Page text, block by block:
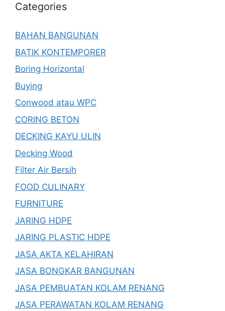
Categories
BAHAN BANGUNAN
BATIK KONTEMPORER
Boring Horizontal
Buying
Conwood atau WPC
CORING BETON
DECKING KAYU ULIN
Decking Wood
Filter Air Bersih
FOOD CULINARY
FURNITURE
JARING HDPE
JARING PLASTIC HDPE
JASA AKTA KELAHIRAN
JASA BONGKAR BANGUNAN
JASA PEMBUATAN KOLAM RENANG
JASA PERAWATAN KOLAM RENANG